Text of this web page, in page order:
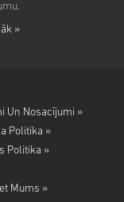
»
Un Nosacījumi »
Politika »
Politika »
Mums »